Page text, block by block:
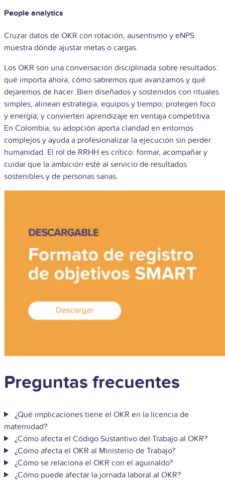
People analytics
Cruzar datos de OKR con rotación, ausentismo y eNPS
muestra dónde ajustar metas o cargas.
Los OKR son una conversación disciplinada sobre resultados:
qué importa ahora, cómo sabremos que avanzamos y qué
dejaremos de hacer. Bien diseñados y sostenidos con rituales
simples, alinean estrategia, equipos y tiempo; protegen foco
y energía; y convierten aprendizaje en ventaja competitiva.
En Colombia, su adopción aporta claridad en entornos
complejos y ayuda a profesionalizar la ejecución sin perder
humanidad. El rol de RRHH es crítico: formar, acompañar y
cuidar que la ambición esté al servicio de resultados
sostenibles y de personas sanas.
Preguntas frecuentes
¿Qué implicaciones tiene el OKR en la licencia de
maternidad?
¿Cómo afecta el Código Sustantivo del Trabajo al OKR?
¿Cómo afecta el OKR al Ministerio de Trabajo?
¿Cómo se relaciona el OKR con el aguinaldo?
¿Cómo puede afectar la jornada laboral al OKR?